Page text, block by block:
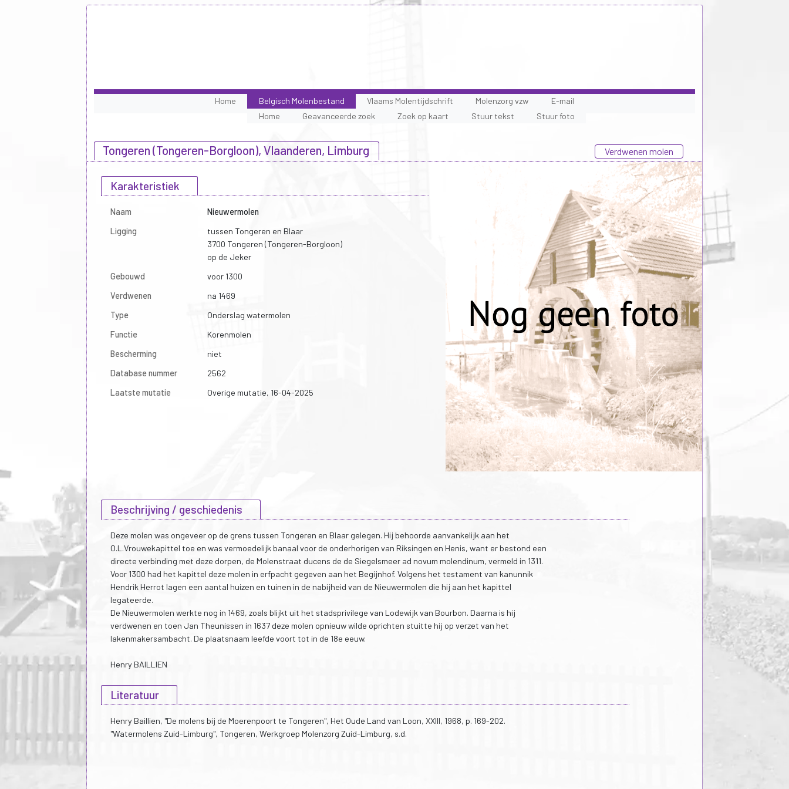
Home
Belgisch Molenbestand
Home
Geavanceerde zoek Zoek op kaart Stuur tekst Stuur foto
Vlaams Molentijdschrift Molenzorg vzw E-mail
Tongeren (Tongeren-Borgloon), Vlaanderen, Limburg Verdwenen molen
Karakteristiek
Naam
Nieuwermolen
Ligging
tussen Tongeren en Blaar
3700 Tongeren (Tongeren-Borgloon)
op de Jeker
Gebouwd
voor 1300
Verdwenen
na 1469
Type
Onderslag watermolen
Functie
Korenmolen
Bescherming
niet
Database nummer
2562
Laatste mutatie
Overige mutatie, 16-04-2025
Beschrijving / geschiedenis
Deze molen was ongeveer op de grens tussen Tongeren en Blaar gelegen. Hij behoorde aanvankelijk aan het
O.L.Vrouwekapittel toe en was vermoedelijk banaal voor de onderhorigen van Riksingen en Henis, want er bestond een
directe verbinding met deze dorpen, de Molenstraat ducens de de Siegelsmeer ad novum molendinum, vermeld in 1311.
Voor 1300 had het kapittel deze molen in erfpacht gegeven aan het Begijnhof. Volgens het testament van kanunnik
Hendrik Herrot lagen een aantal huizen en tuinen in de nabijheid van de Nieuwermolen die hij aan het kapittel
legateerde.
De Nieuwermolen werkte nog in 1469, zoals blijkt uit het stadsprivilege van Lodewijk van Bourbon. Daarna is hij
verdwenen en toen Jan Theunissen in 1637 deze molen opnieuw wilde oprichten stuitte hij op verzet van het
lakenmakersambacht. De plaatsnaam leefde voort tot in de 18e eeuw.
Henry BAILLIEN
Literatuur
Henry Baillien, "De molens bij de Moerenpoort te Tongeren", Het Oude Land van Loon, XXIII, 1968, p. 169-202.
"Watermolens Zuid-Limburg", Tongeren, Werkgroep Molenzorg Zuid-Limburg, s.d.